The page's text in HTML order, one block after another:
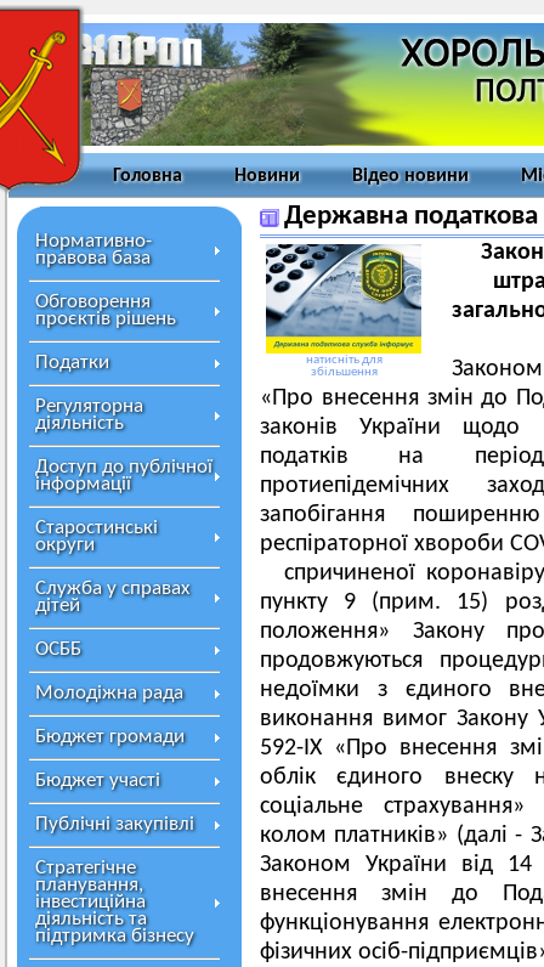
Головна Новини Відео новини
Нормативно-
правова база
Обговорення
проєктів рішень
Податки
Регуляторна
діяльність
Доступ до публічної
інформації
Старостинські
округи
Служба у справах
дітей
ОСББ
Молодіжна рада
Бюджет громади
Бюджет участі
Публічні закупівлі
Стратегічне
планування,
інвестиційна
діяльність та
підтримка бізнесу
Державна
натисніть для
збільшення
«Про внесення змін до
законів України щодо
податків на
протиепідемічних
запобігання
респіраторної хвороби
спричиненої
пункту 9 (прим. 15)
положення» Закону
продовжуються
недоїмки з єдиного
виконання вимог Закону
592-IX «Про внесення
облік єдиного внеску
соціальне
колом платників» (далі
Законом України від
внесення змін до
функціонування
фізичних осіб-